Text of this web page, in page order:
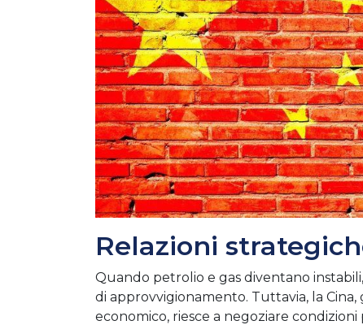
Relazioni
Quando petrolio e gas diventano
di approvvigionamento. Tuttavia, la Cina,
economico, riesce a negoziare